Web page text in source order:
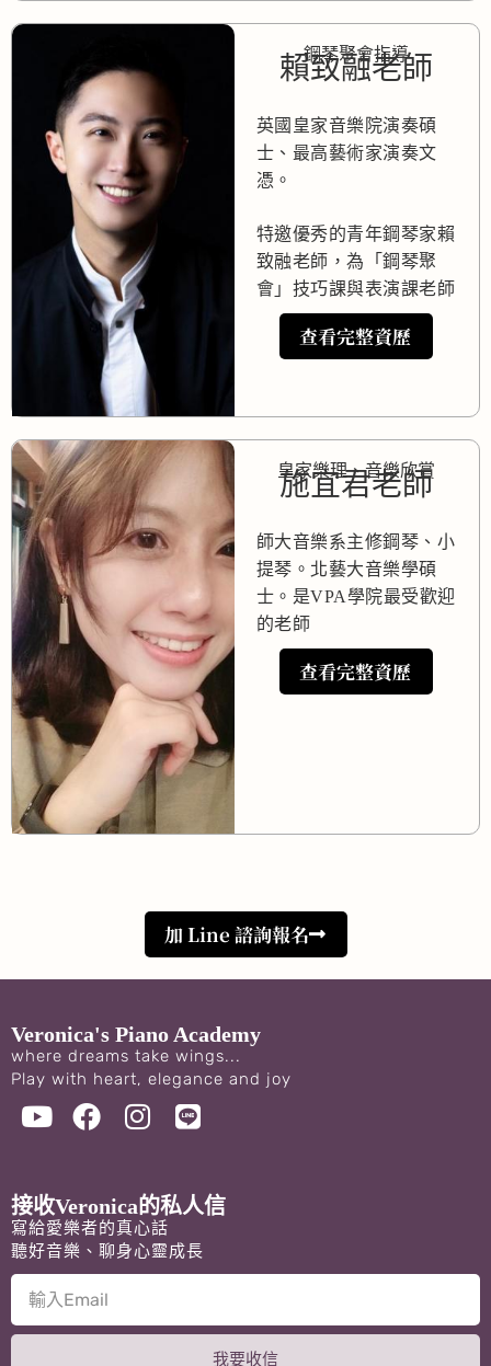
鋼琴聚會指導
賴致融老師
英國皇家音樂院演奏碩
士、最高藝術家演奏文
憑。
特邀優秀的青年鋼琴家賴
致融老師，為「鋼琴聚
會」技巧課與表演課老師
查看完整資歷
皇家樂理、音樂欣賞
施宜君老師
師大音樂系主修鋼琴、小
提琴。北藝大音樂學碩
士。是VPA學院最受歡迎
的老師
查看完整資歷
加 Line 諮詢報名
Veronica's Piano Academy
where dreams take wings...
Play with heart, elegance and joy
接收Veronica的私人信
寫給愛樂者的真心話
聽好音樂、聊身心靈成長
我要收信